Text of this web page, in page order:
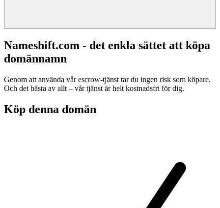
Nameshift.com - det enkla sättet att köpa
domännamn
Genom att använda vår escrow-tjänst tar du ingen risk som köpare.
Och det bästa av allt – vår tjänst är helt kostnadsfri för dig.
Köp denna domän